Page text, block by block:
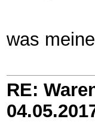
was
RE: